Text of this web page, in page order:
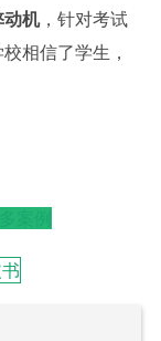
动机，针对考试
校相信了学生，